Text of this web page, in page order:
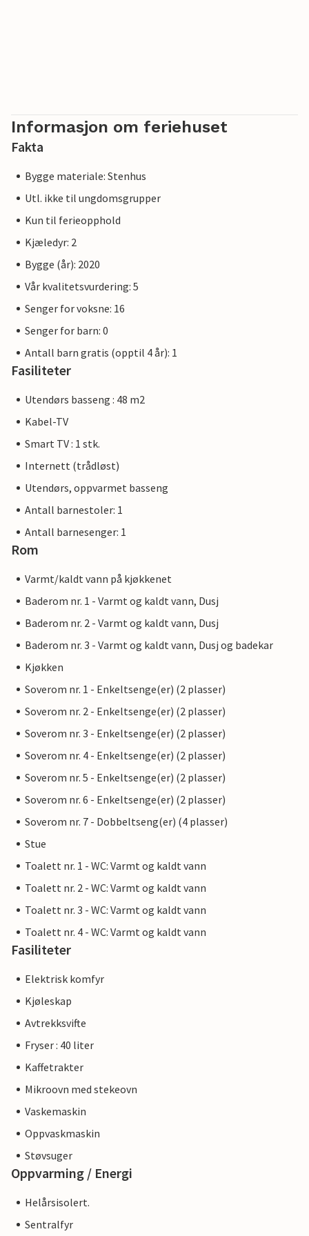
Informasjon om feriehuset
Fakta
Bygge materiale: Stenhus
Utl. ikke til ungdomsgrupper
Kun til ferieopphold
Kjæledyr: 2
Bygge (år): 2020
Vår kvalitetsvurdering: 5
Senger for voksne: 16
Senger for barn: 0
Antall barn gratis (opptil 4 år): 1
Fasiliteter
Utendørs basseng : 48 m2
Kabel-TV
Smart TV : 1 stk.
Internett (trådløst)
Utendørs, oppvarmet basseng
Antall barnestoler: 1
Antall barnesenger: 1
Rom
Varmt/kaldt vann på kjøkkenet
Baderom nr. 1 - Varmt og kaldt vann, Dusj
Baderom nr. 2 - Varmt og kaldt vann, Dusj
Baderom nr. 3 - Varmt og kaldt vann, Dusj og badekar
Kjøkken
Soverom nr. 1 - Enkeltsenge(er) (2 plasser)
Soverom nr. 2 - Enkeltsenge(er) (2 plasser)
Soverom nr. 3 - Enkeltsenge(er) (2 plasser)
Soverom nr. 4 - Enkeltsenge(er) (2 plasser)
Soverom nr. 5 - Enkeltsenge(er) (2 plasser)
Soverom nr. 6 - Enkeltsenge(er) (2 plasser)
Soverom nr. 7 - Dobbeltseng(er) (4 plasser)
Stue
Toalett nr. 1 - WC: Varmt og kaldt vann
Toalett nr. 2 - WC: Varmt og kaldt vann
Toalett nr. 3 - WC: Varmt og kaldt vann
Toalett nr. 4 - WC: Varmt og kaldt vann
Fasiliteter
Elektrisk komfyr
Kjøleskap
Avtrekksvifte
Fryser : 40 liter
Kaffetrakter
Mikroovn med stekeovn
Vaskemaskin
Oppvaskmaskin
Støvsuger
Oppvarming / Energi
Helårsisolert.
Sentralfyr